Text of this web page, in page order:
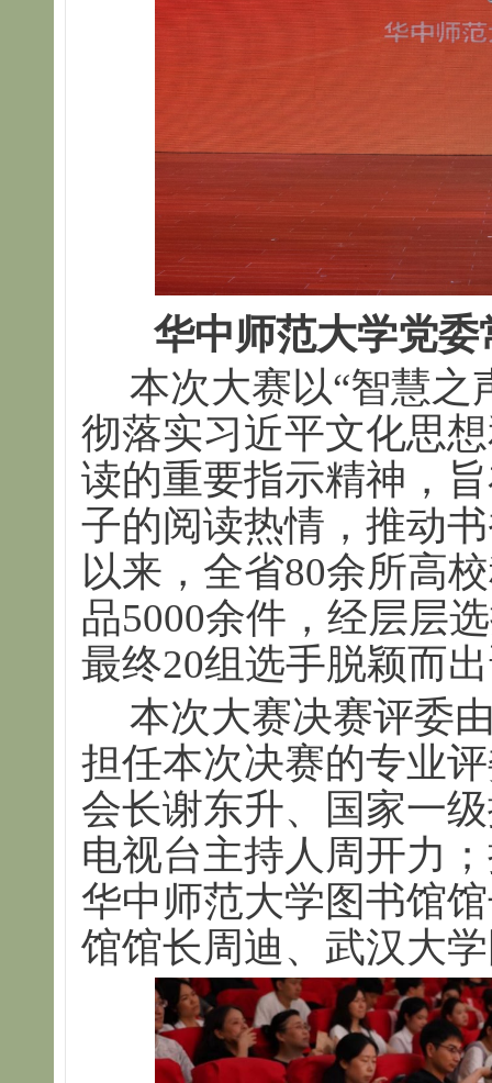
华中师范大学党
本次大赛以“智慧之
彻落实习近平文化思
读的重要指示精神，
子的阅读热情，推动
以来，全省80余所高
品5000余件，经层层
最终20组选手脱颖而
本次大赛决赛评委
担任本次决赛的专业
会长谢东升、国家一
电视台主持人周开力
华中师范大学图书馆
馆馆长周迪、武汉大